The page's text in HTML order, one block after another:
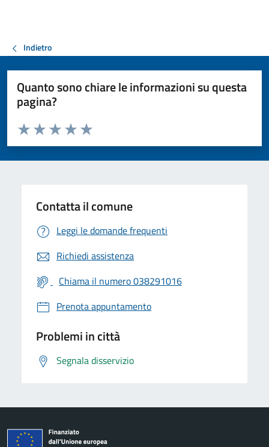
Indietro
Quanto sono chiare le informazioni su questa
pagina?
Valuta da 1 a 5 stelle la pagina
Valuta 5 stelle su 5
Valuta 4 stelle su 5
Valuta 3 stelle su 5
Valuta 2 stelle su 5
Valuta 1 stelle su 5
Contatta il comune
Leggi le domande frequenti
Richiedi assistenza
Chiama il numero 038291016
Prenota appuntamento
Problemi in città
Segnala disservizio